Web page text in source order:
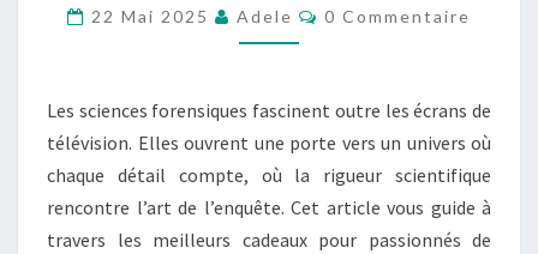
I
L
R
S
C
A
22 Mai 2025 Adele
C
O
N
T
A
I
R
S
0 Commentaire
Les sciences forensiques fascinent outre les écrans de
télévision. Elles ouvrent une porte vers un univers où
chaque détail compte, où la rigueur scientifique
rencontre l’art de l’enquête. Cet article vous guide à
travers les meilleurs cadeaux pour passionnés de